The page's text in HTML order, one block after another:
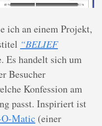
ich an einem Projekt,
“BELIEF
Es handelt sich um
Besucher
Konfession am
passt. Inspiriert ist
Matic (einer